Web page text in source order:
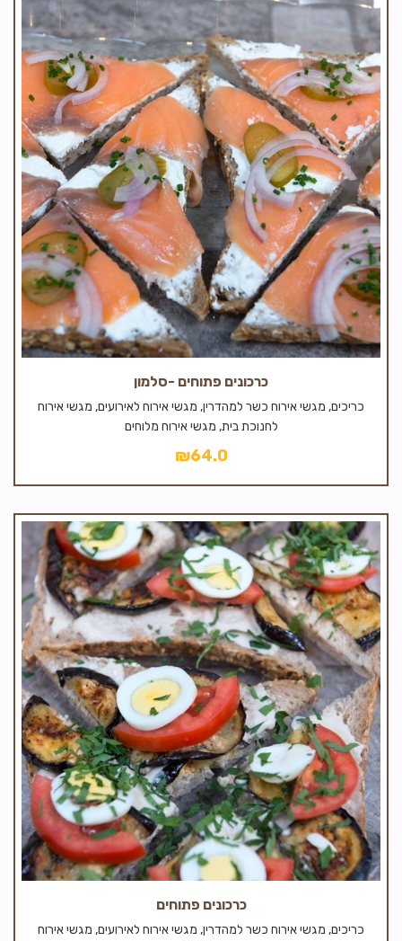
כרכונים פתוחים -סלמון
כריכים, מגשי אירוח כשר למהדרין, מגשי אירוח לאירועים, מגשי אירוח
לחנוכת בית, מגשי אירוח מלוחים
₪64.0
כרכונים פתוחים
כריכים, מגשי אירוח כשר למהדרין, מגשי אירוח לאירועים, מגשי אירוח